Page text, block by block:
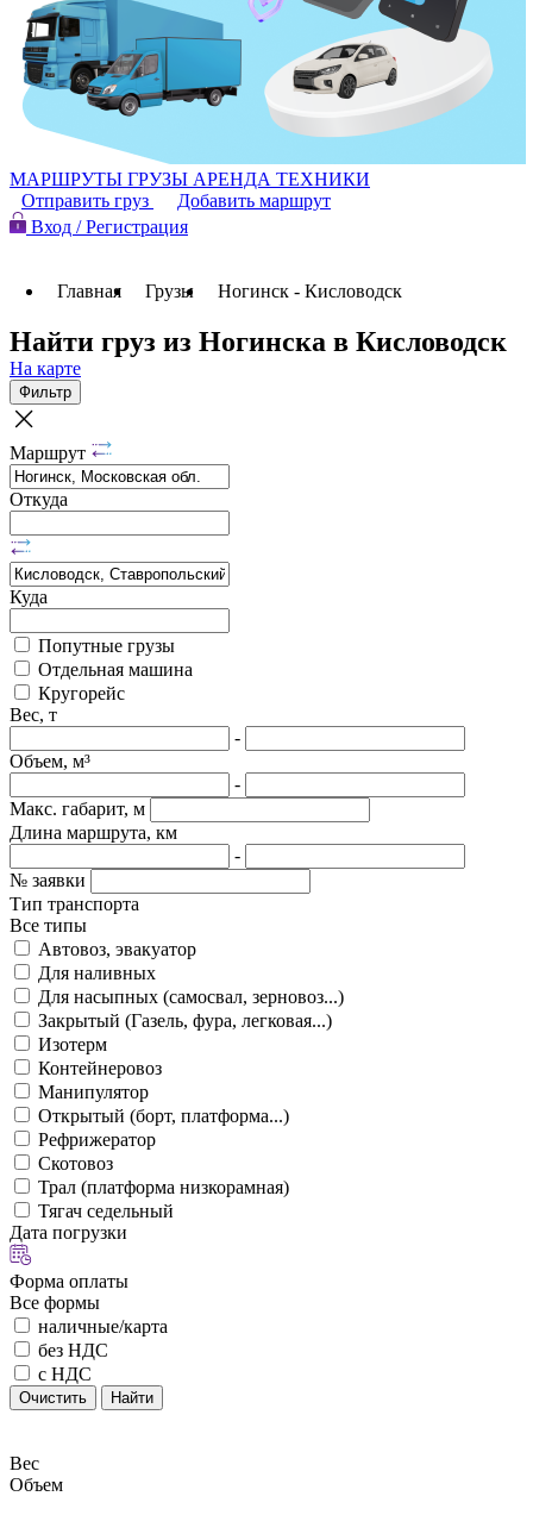
МАРШРУТЫ ГРУЗЫ АРЕНДА ТЕХНИКИ
Отправить груз
Добавить маршрут
Вход / Регистрация
Главная Грузы Ногинск - Кисловодск
Найти груз из Ногинска в Кисловодск
На карте
Фильтр
Маршрут
Откуда
Куда
Попутные грузы
Отдельная машина
Кругорейс
Вес, т
-
Объем, м³
-
Макс. габарит, м
Длина маршрута, км
-
№ заявки
Тип транспорта
Все типы
Автовоз, эвакуатор
Для наливных
Для насыпных (самосвал, зерновоз...)
Закрытый (Газель, фура, легковая...)
Изотерм
Контейнеровоз
Манипулятор
Открытый (борт, платформа...)
Рефрижератор
Скотовоз
Трал (платформа низкорамная)
Тягач седельный
Дата погрузки
Форма оплаты
Все формы
наличные/карта
без НДС
с НДС
Очистить Найти
Вес
Объем